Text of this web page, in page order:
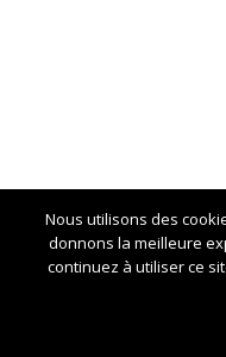
Nous utilisons des
donnons la meilleure
continuez à utiliser ce